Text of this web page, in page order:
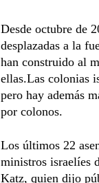
Desde octubre de
desplazadas a la
han construido al
ellas.Las colonias
pero hay además
por colonos.
Los últimos 22
ministros israelíes
Katz, quien dijo